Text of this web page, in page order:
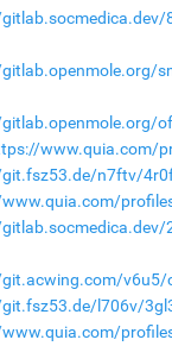
www.quia.com/
n7ftv/
l706v/